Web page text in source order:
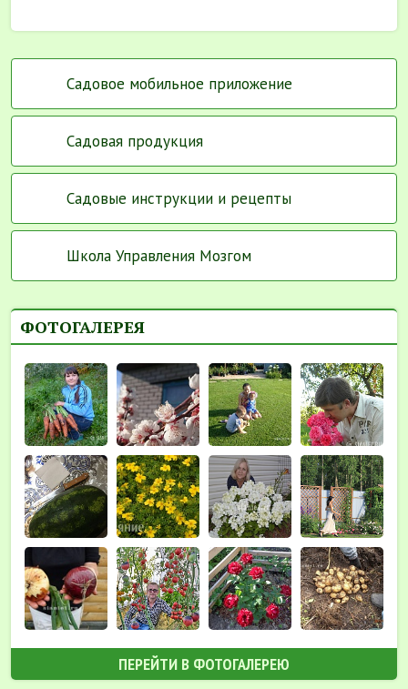
Садовое мобильное приложение
Садовая продукция
Садовые инструкции и рецепты
Школа Управления Мозгом
ФОТОГАЛЕРЕЯ
ПЕРЕЙТИ В ФОТОГАЛЕРЕЮ